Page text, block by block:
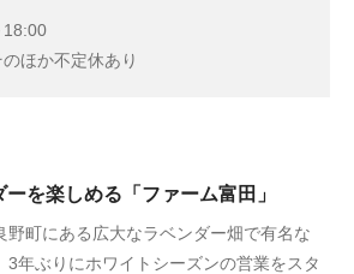
18:00
ほか不定休あり
を楽しめる「ファーム富田」
野町にある広大なラベンダー畑で有名な
3年ぶりにホワイトシーズンの営業をスタ